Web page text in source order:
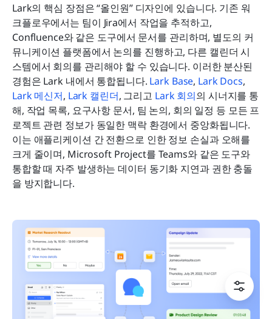
Lark의 핵심 장점은 “올인원” 디자인에 있습니다. 기존 워
크플로우에서는 팀이 Jira에서 작업을 추적하고,
Confluence와 같은 도구에서 문서를 관리하며, 별도의 커
뮤니케이션 플랫폼에서 논의를 진행하고, 다른 캘린더 시
스템에서 회의를 관리해야 할 수 있습니다. 이러한 분산된
경험은 Lark 내에서 통합됩니다. Lark Base, Lark Docs
Lark 메신저, Lark 캘린더, 그리고 Lark 회의의 시너지를 통
해, 작업 목록, 요구사항 문서, 팀 논의, 회의 일정 등 모든 프
로젝트 관련 정보가 동일한 맥락 환경에서 중앙화됩니다.
이는 애플리케이션 간 전환으로 인한 정보 손실과 오해를
크게 줄이며, Microsoft Project를 Teams와 같은 도구와
통합할 때 자주 발생하는 데이터 동기화 지연과 권한 충돌
을 방지합니다.